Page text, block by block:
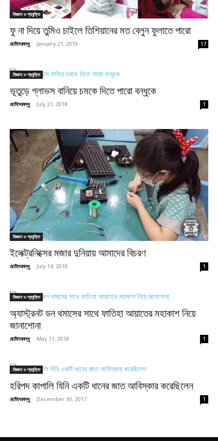
বিজ্ঞান ও প্রযুক্তি
ফু না দিয়ে তুমিও চাইলে তিশিয়ানের মত বেলুন ফুলাতে পারো
ছোটদেরবন্ধু - January 21, 2019 17
বিজ্ঞান ও প্রযুক্তি
ভূতুড়ে গ্লাভস বানিয়ে চমকে দিতে পারো বন্ধুকে
ছোটদেরবন্ধু - July 21, 2018 1
বিজ্ঞান ও প্রযুক্তি
ইলেক্ট্রনিক্সের মজার দুনিয়ায় আমাদের বিচরণ
ছোটদেরবন্ধু - July 14, 2018 1
বিজ্ঞান ও প্রযুক্তি
অ্যাস্ট্রনট ডন থমাসের সাথে ফাতিহা আয়াতের মহাকাশ নিয়ে
জানাশোনা
ছোটদেরবন্ধু - May 11, 2018 1
বিজ্ঞান ও প্রযুক্তি
হরিপদ কাপালি যিনি একটি ধানের জাত আবিস্কার করেছিলেন
ছোটদেরবন্ধু - December 30, 2017 1